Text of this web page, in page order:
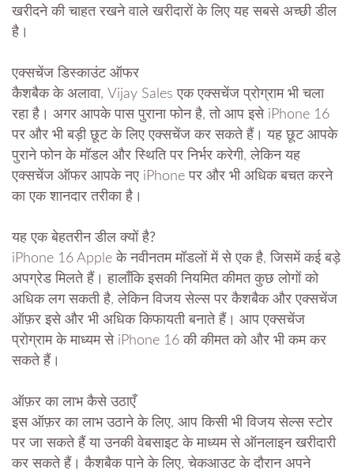
खरीदने की चाहत रखने वाले खरीदारों के लिए यह सबसे अच्छी डील
है।
एक्सचेंज डिस्काउंट ऑफर
कैशबैक के अलावा, Vijay Sales एक एक्सचेंज प्रोग्राम भी चला
रहा है। अगर आपके पास पुराना फोन है, तो आप इसे iPhone 16
पर और भी बड़ी छूट के लिए एक्सचेंज कर सकते हैं। यह छूट आपके
पुराने फोन के मॉडल और स्थिति पर निर्भर करेगी, लेकिन यह
एक्सचेंज ऑफर आपके नए iPhone पर और भी अधिक बचत करने
का एक शानदार तरीका है।
यह एक बेहतरीन डील क्यों है?
iPhone 16 Apple के नवीनतम मॉडलों में से एक है, जिसमें कई बड़े
अपग्रेड मिलते हैं। हालाँकि इसकी नियमित कीमत कुछ लोगों को
अधिक लग सकती है, लेकिन विजय सेल्स पर कैशबैक और एक्सचेंज
ऑफ़र इसे और भी अधिक किफायती बनाते हैं। आप एक्सचेंज
प्रोग्राम के माध्यम से iPhone 16 की कीमत को और भी कम कर
सकते हैं।
ऑफ़र का लाभ कैसे उठाएँ
इस ऑफ़र का लाभ उठाने के लिए, आप किसी भी विजय सेल्स स्टोर
पर जा सकते हैं या उनकी वेबसाइट के माध्यम से ऑनलाइन खरीदारी
कर सकते हैं। कैशबैक पाने के लिए, चेकआउट के दौरान अपने